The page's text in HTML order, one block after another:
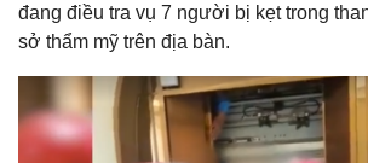
đang điều tra vụ 7 người bị kẹt trong
sở thẩm mỹ trên địa bàn.